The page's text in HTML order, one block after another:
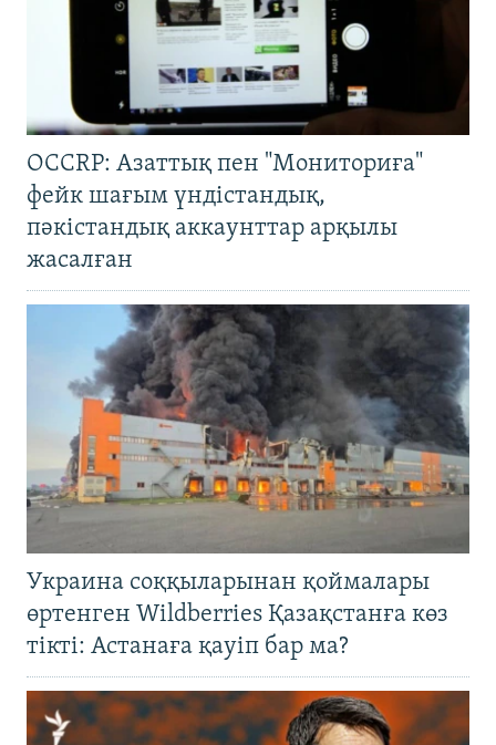
OCCRP: Азаттық пен "Мониториға"
фейк шағым үндістандық,
пәкістандық аккаунттар арқылы
жасалған
Украина соққыларынан қоймалары
өртенген Wildberries Қазақстанға көз
тікті: Астанаға қауіп бар ма?